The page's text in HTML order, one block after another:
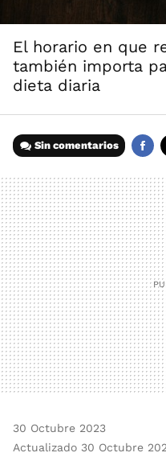
El horario en que
también importa
dieta diaria
Sin comentarios
30 Octubre 2023
Actualizado 30 Octubre